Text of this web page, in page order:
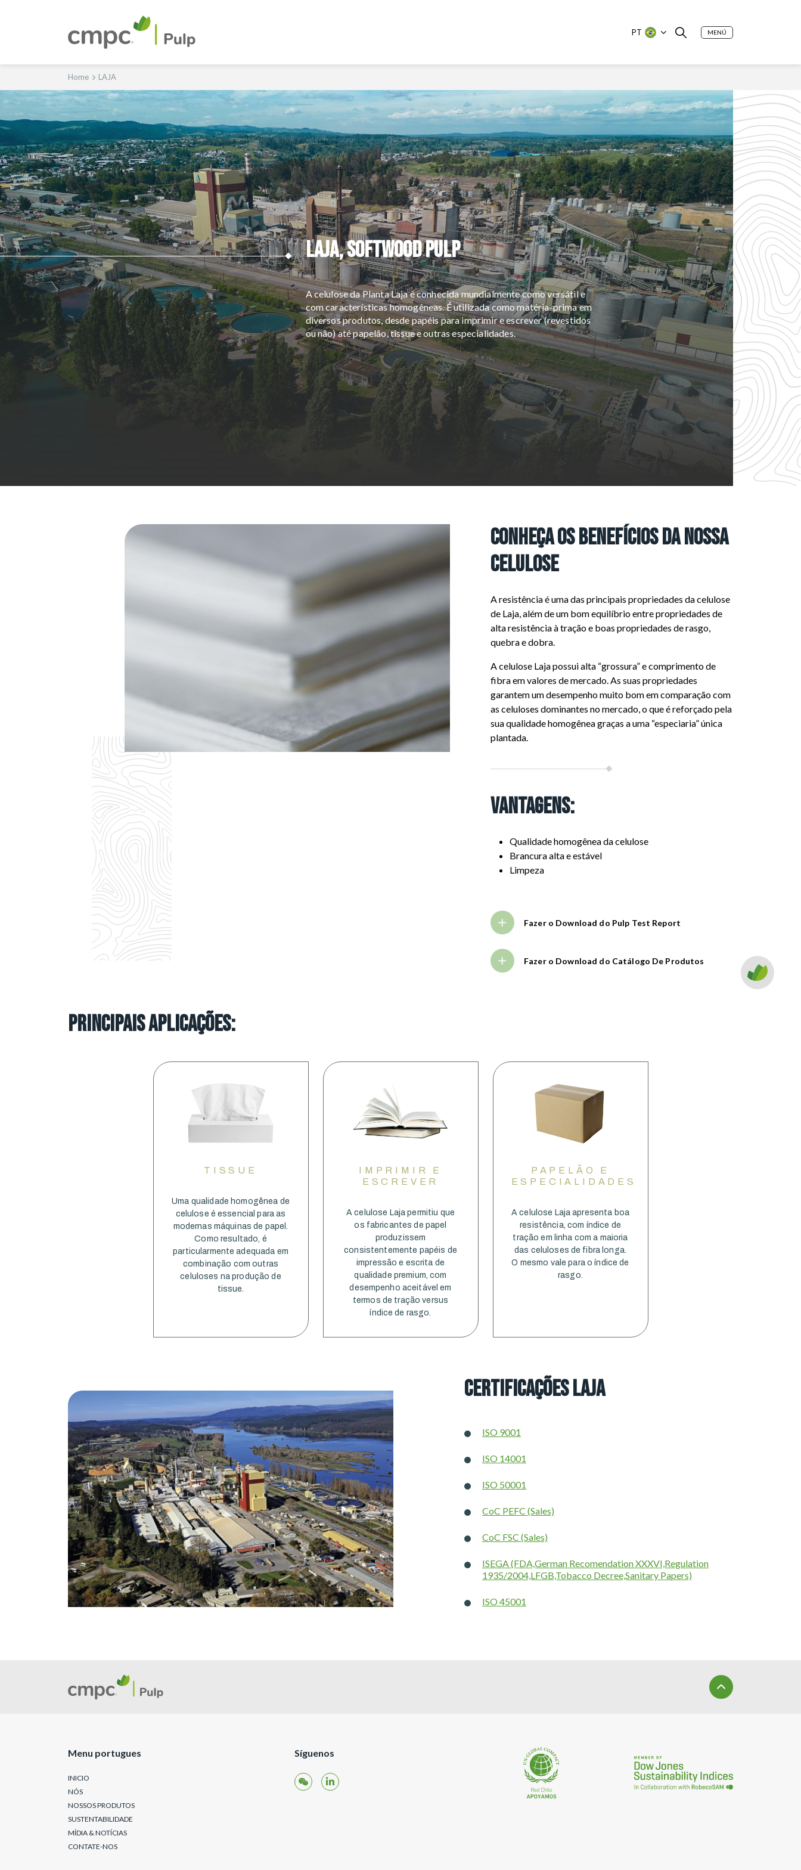
PT MENÚ
Home LAJA
LAJA, softwood pulp
A celulose da Planta Laja é conhecida mundialmente como versátil e
com características homogêneas. É utilizada como matéria-prima em
diversos produtos, desde papéis para imprimir e escrever (revestidos
ou não) até papelão, tissue e outras especialidades.
Conheça os benefícios da nossa
celulose
A resistência é uma das principais propriedades da celulose
de Laja, além de um bom equilíbrio entre propriedades de
alta resistência à tração e boas propriedades de rasgo,
quebra e dobra.
A celulose Laja possui alta “grossura” e comprimento de
fibra em valores de mercado. As suas propriedades
garantem um desempenho muito bom em comparação com
as celuloses dominantes no mercado, o que é reforçado pela
sua qualidade homogênea graças a uma “especiaria” única
plantada.
Vantagens:
Qualidade homogênea da celulose
Brancura alta e estável
Limpeza
Fazer o Download do Pulp Test Report
Fazer o Download do Catálogo De Produtos
Principais Aplicações:
TISSUE
Uma qualidade homogênea de
celulose é essencial para as
modernas máquinas de papel.
Como resultado, é
particularmente adequada em
combinação com outras
celuloses na produção de
tissue.
IMPRIMIR E
ESCREVER
A celulose Laja permitiu que
os fabricantes de papel
produzissem
consistentemente papéis de
impressão e escrita de
qualidade premium, com
desempenho aceitável em
termos de tração versus
índice de rasgo.
PAPELÃO E
ESPECIALIDADES
A celulose Laja apresenta boa
resistência, com índice de
tração em linha com a maioria
das celuloses de fibra longa.
O mesmo vale para o índice de
rasgo.
Certificações Laja
ISO 9001
ISO 14001
ISO 50001
CoC PEFC (Sales)
CoC FSC (Sales)
ISEGA (FDA,German Recomendation XXXVI,Regulation
1935/2004,LFGB,Tobacco Decree,Sanitary Papers)
ISO 45001
Menu portugues
INICIO
NÓS
NOSSOS PRODUTOS
SUSTENTABILIDADE
MÍDIA & NOTÍCIAS
CONTATE-NOS
Síguenos